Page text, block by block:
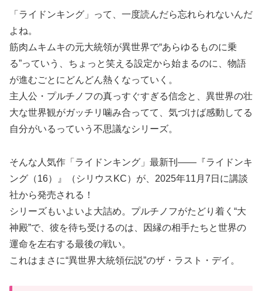
「ライドンキング」って、一度読んだら忘れられないんだ
よね。
筋肉ムキムキの元大統領が異世界で“あらゆるものに乗
る”っていう、ちょっと笑える設定から始まるのに、物語
が進むごとにどんどん熱くなっていく。
主人公・プルチノフの真っすぐすぎる信念と、異世界の壮
大な世界観がガッチリ噛み合ってて、気づけば感動してる
自分がいるっていう不思議なシリーズ。
そんな人気作「ライドンキング」最新刊――『ライドンキ
ング（16）』（シリウスKC）が、2025年11月7日に講談
社から発売される！
シリーズもいよいよ大詰め。プルチノフがたどり着く“大
神殿”で、彼を待ち受けるのは、因縁の相手たちと世界の
運命を左右する最後の戦い。
これはまさに“異世界大統領伝説”のザ・ラスト・デイ。